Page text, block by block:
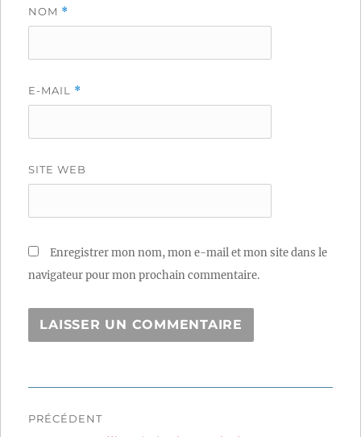
NOM *
E-MAIL *
SITE WEB
Enregistrer mon nom, mon e-mail et mon site dans le
navigateur pour mon prochain commentaire.
PRÉCÉDENT